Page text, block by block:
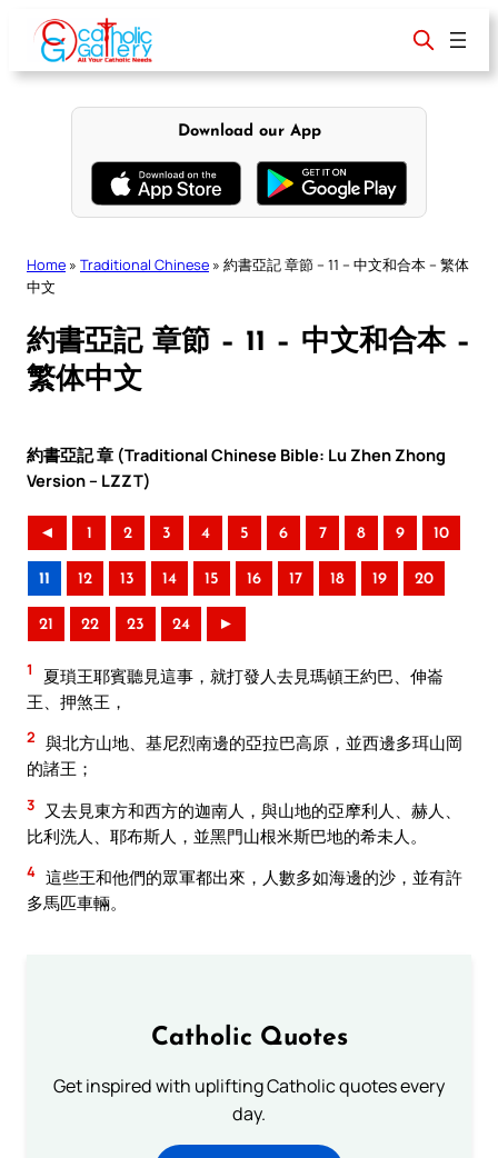
content
Download our App
Home » Traditional Chinese » 約書亞記 章節 – 11 – 中文和合本 – 繁体
中文
約書亞記 章節 – 11 – 中文和合本 –
繁体中文
約書亞記 章 (Traditional Chinese Bible: Lu Zhen Zhong
Version – LZZT)
◄ 1 2 3 4 5 6 7 8 9 10
11 12 13 14 15 16 17 18 19 20
21 22 23 24 ►
1
夏瑣王耶賓聽見這事，就打發人去見瑪頓王約巴、伸崙
王、押煞王，
2 與北方山地、基尼烈南邊的亞拉巴高原，並西邊多珥山岡
的諸王；
3
又去見東方和西方的迦南人，與山地的亞摩利人、赫人、
比利洗人、耶布斯人，並黑門山根米斯巴地的希未人。
4 這些王和他們的眾軍都出來，人數多如海邊的沙，並有許
多馬匹車輛。
Catholic Quotes
Get inspired with uplifting Catholic quotes every
day.